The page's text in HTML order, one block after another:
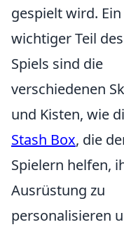
gespielt wird. Ein
wichtiger Teil des
Spiels sind die
verschiedenen
und Kisten, wie
Stash Box, die
Spielern helfen,
Ausrüstung zu
personalisieren